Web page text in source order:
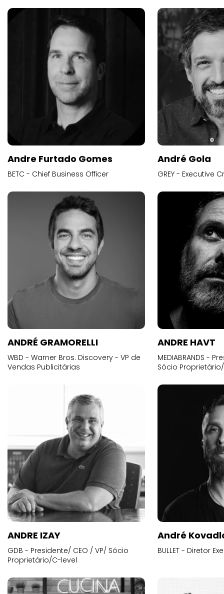
Andre Furtado Gomes
BETC - Chief Business Officer
André Gola
GREY - Executive
ANDRÉ GRAMORELLI
WBD - Warner Bros. Discovery - VP de
Vendas Publicitárias
ANDRE HAVT
MEDIABRANDS -
Sócio
ANDRE IZAY
GDB - Presidente/ CEO / VP/ Sócio
Proprietário/C-level
André
BULLET - Diretor